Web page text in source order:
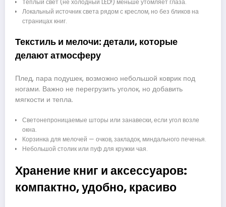
Тёплый свет (не холодный LED!) меньше утомляет глаза.
Локальный источник света рядом с креслом, но без бликов на
страницах книг.
Текстиль и мелочи: детали, которые
делают атмосферу
Плед, пара подушек, возможно небольшой коврик под
ногами. Важно не перегрузить уголок, но добавить
мягкости и тепла.
Светонепроницаемые шторы или занавески, если угол возле
окна.
Корзинка для мелочей — очков, закладок, миндального печенья.
Небольшой столик или пуф для кружки чая.
Хранение книг и аксессуаров:
компактно, удобно, красиво